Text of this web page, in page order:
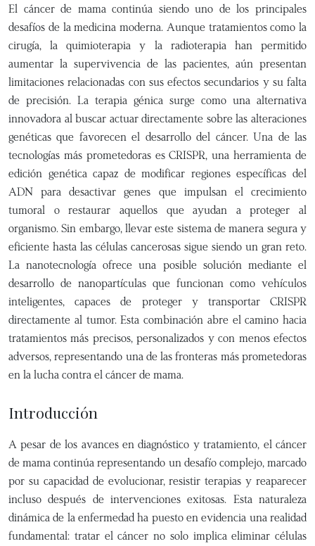
El cáncer de mama continúa siendo uno de los principales
desafíos de la medicina moderna. Aunque tratamientos como la
cirugía, la quimioterapia y la radioterapia han permitido
aumentar la supervivencia de las pacientes, aún presentan
limitaciones relacionadas con sus efectos secundarios y su falta
de precisión. La terapia génica surge como una alternativa
innovadora al buscar actuar directamente sobre las alteraciones
genéticas que favorecen el desarrollo del cáncer. Una de las
tecnologías más prometedoras es CRISPR, una herramienta de
edición genética capaz de modificar regiones específicas del
ADN para desactivar genes que impulsan el crecimiento
tumoral o restaurar aquellos que ayudan a proteger al
organismo. Sin embargo, llevar este sistema de manera segura y
eficiente hasta las células cancerosas sigue siendo un gran reto.
La nanotecnología ofrece una posible solución mediante el
desarrollo de nanopartículas que funcionan como vehículos
inteligentes, capaces de proteger y transportar CRISPR
directamente al tumor. Esta combinación abre el camino hacia
tratamientos más precisos, personalizados y con menos efectos
adversos, representando una de las fronteras más prometedoras
en la lucha contra el cáncer de mama.
Introducción
A pesar de los avances en diagnóstico y tratamiento, el cáncer
de mama continúa representando un desafío complejo, marcado
por su capacidad de evolucionar, resistir terapias y reaparecer
incluso después de intervenciones exitosas. Esta naturaleza
dinámica de la enfermedad ha puesto en evidencia una realidad
fundamental: tratar el cáncer no solo implica eliminar células